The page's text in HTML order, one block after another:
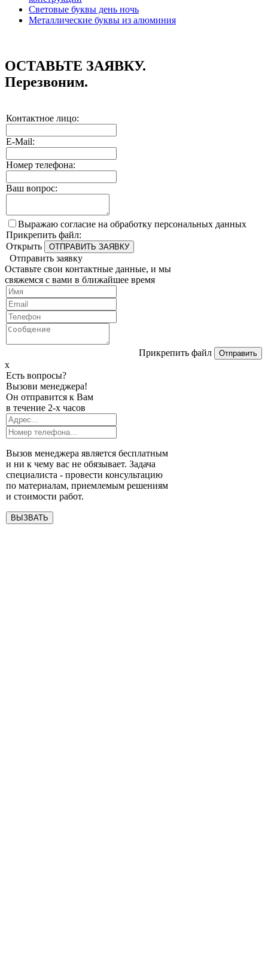
Световые буквы день ночь
Металлические буквы из алюминия
ОСТАВЬТЕ ЗАЯВКУ.
Перезвоним.
Контактное лицо:
E-Mail:
Номер телефона:
Ваш вопрос:
Выражаю согласие на обработку персональных данных
Прикрепить файл:
Открыть
Отправить заявку
Оставьте свои контактные данные, и мы
свяжемся с вами в ближайшее время
Прикрепить файл
х
Есть вопросы?
Вызови менеджера!
Он отправится к Вам
в течение 2-х часов
Вызов менеджера является бесплатным
и ни к чему вас не обязывает. Задача
специалиста - провести консультацию
по материалам, приемлемым решениям
и стоимости работ.